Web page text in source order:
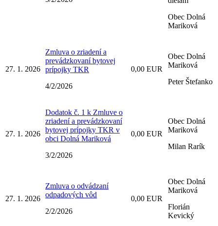
Obec Dolná
Mariková
27. 1. 2026
Zmluva o zriadení a
prevádzkovaní bytovej
prípojky TKR
4/2/2026
0,00 EUR
Obec Dolná
Mariková
Peter Štefanko
27. 1. 2026
Dodatok č. 1 k Zmluve o
zriadení a prevádzkovaní
bytovej prípojky TKR v
obci Dolná Mariková
3/2/2026
0,00 EUR
Obec Dolná
Mariková
Milan Rarík
27. 1. 2026
Zmluva o odvádzaní
odpadových vôd
2/2/2026
0,00 EUR
Obec Dolná
Mariková
Florián
Kevický